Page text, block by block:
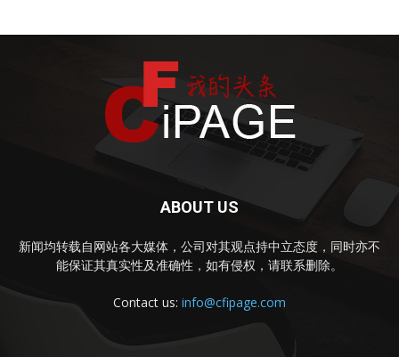
ABOUT US
新闻均转载自网站各大媒体，公司对其观点持中立态度，同时亦不
能保证其真实性及准确性，如有侵权，请联系删除。
Contact us: info@cfipage.com